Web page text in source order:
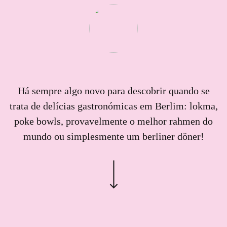
Há sempre algo novo para descobrir quando se
trata de delícias gastronómicas em Berlim: lokma,
poke bowls, provavelmente o melhor rahmen do
mundo ou simplesmente um berliner döner!